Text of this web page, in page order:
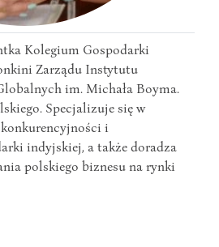
Kolegium Gospodarki
Zarządu Instytutu
im. Michała Boyma.
Specjalizuje się w
i
indyjskiej, a także doradza
polskiego biznesu na rynki